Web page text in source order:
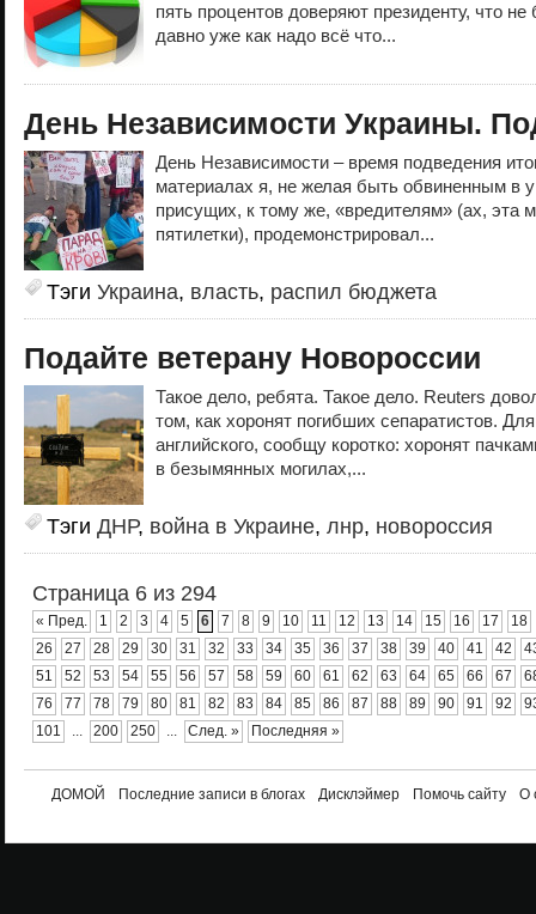
пять процентов доверяют президенту, что не
давно уже как надо всё что...
День Независимости Украины.
День Независимости – время подведения
материалах я, не желая быть обвиненным в
присущих, к тому же, «вредителям» (ах, эта
пятилетки), продемонстрировал...
Тэги Украина, власть, распил бюджета
Подайте ветерану Новороссии
Такое дело, ребята. Такое дело. Reuters
том, как хоронят погибших сепаратистов.
английского, сообщу коротко: хоронят
в безымянных могилах,...
Тэги ДНР, война в Украине, лнр, новороссия
Страница 6 из 294
« Пред. 1 2 3 4 5 6 7 8 9 10 11 12 13 14 15 16 17
18
26
27 28 29 30 31 32 33 34 35 36 37 38 39 40 41 42
51
52 53 54 55 56 57 58 59 60 61 62 63 64 65 66 67
76
77 78 79 80 81 82 83 84 85 86 87 88 89 90 91 92
101
... 200 250 ... След. » Последняя »
ДОМОЙ Последние записи в блогах Дисклэймер Помочь сайту О